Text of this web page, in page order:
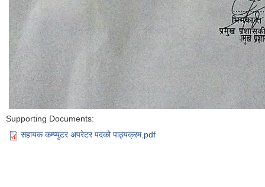
Supporting Documents:
सहायक कम्प्युटर अपरेटर पदको पाठ्यक्रम.pdf